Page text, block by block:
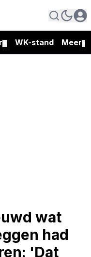
WK-stand Meer
wat
had
'Dat